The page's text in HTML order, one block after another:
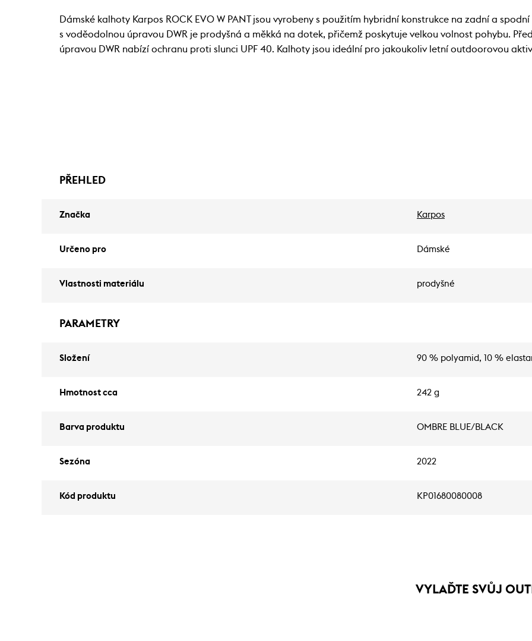
Dámské kalhoty Karpos ROCK EVO W PANT jsou vyrobeny s použitím hybridní konstrukce na zadní a
s voděodolnou úpravou DWR je prodyšná a měkká na dotek, přičemž poskytuje velkou volnost pohybu.
úpravou DWR nabízí ochranu proti slunci UPF 40. Kalhoty jsou ideální pro jakoukoliv letní outdoorovou
PŘEHLED
Značka Karpos
Určeno pro Dámské
Vlastnosti materiálu prodyšné
PARAMETRY
Složení 90 % polyamid, 10 %
Hmotnost cca 242 g
Barva produktu OMBRE BLUE/BLACK
Sezóna 2022
Kód produktu KP01680080008
VYLAĎTE SVŮJ